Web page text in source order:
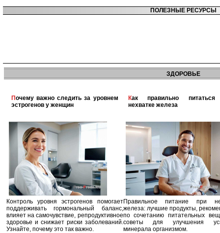
ПОЛЕЗНЫЕ РЕСУРСЫ
ЗДОРОВЬЕ
Почему важно следить за уровнем
эстрогенов у женщин
Контроль уровня эстрогенов помогает
поддерживать гормональный баланс,
влияет на самочувствие, репродуктивное
здоровье и снижает риски заболеваний.
Узнайте, почему это так важно.
Как правильно питаться при
нехватке железа
Правильное питание при
железа: лучшие продукты,
по сочетанию питательных
советы для улучшения
минерала организмом.